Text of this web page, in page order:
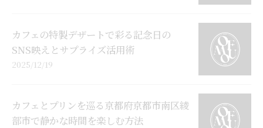
カフェの特製デザートで彩る記念日の
SNS映えとサプライズ活用術
2025/12/19
カフェとプリンを巡る京都府京都市南区綾
部市で静かな時間を楽しむ方法